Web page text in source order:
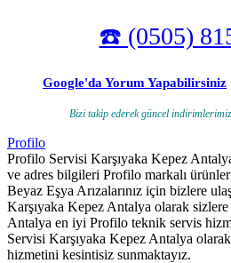
☎️ (0505)
Google'da Yorum Yapabilirsiniz
Bizi takip ederek güncel
Profilo
Profilo Servisi Karşıyaka Kepez
ve adres bilgileri Profilo markalı
Beyaz Eşya Arızalarınız için bizlere
Karşıyaka Kepez Antalya olarak
Antalya en iyi Profilo teknik servis
Servisi Karşıyaka Kepez Antalya
hizmetini kesintisiz sunmaktayız.